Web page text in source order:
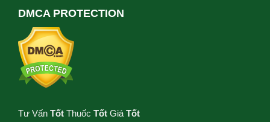
DMCA PROTECTION
Tư Vấn Tốt Thuốc Tốt GiáTốt